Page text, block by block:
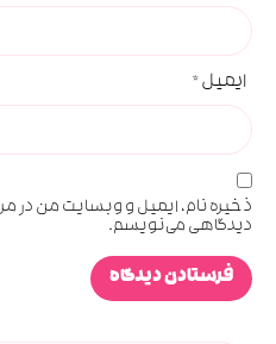
ایمیل*
ذخیره نام، ایمیل و وبسایت من در
دیدگاهی می‌نویسم.